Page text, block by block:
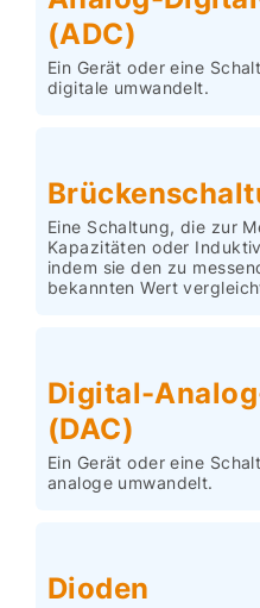
(ADC)
Ein Gerät oder eine
digitale umwandelt.
Eine Schaltung, die zur
Kapazitäten oder
indem sie den zu
bekannten Wert
Digital-
(DAC)
Ein Gerät oder eine
analoge umwandelt.
Dioden